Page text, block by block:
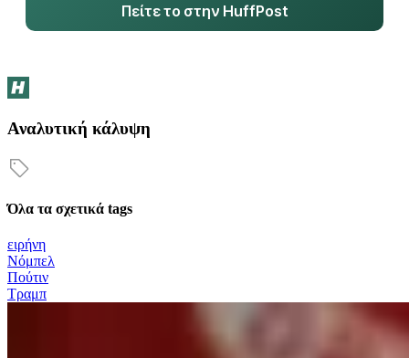
Πείτε το στην HuffPost
Αναλυτική κάλυψη
Όλα τα σχετικά tags
ειρήνη
Νόμπελ
Πούτιν
Τραμπ